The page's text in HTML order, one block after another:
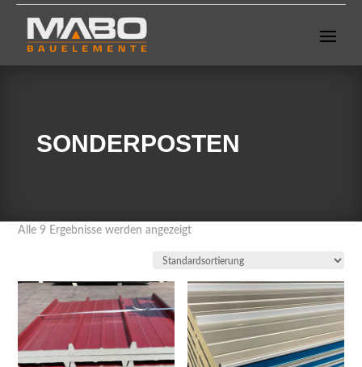
SONDERPOSTEN
Alle 9 Ergebnisse werden angezeigt